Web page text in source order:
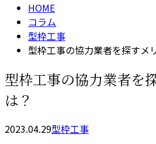
HOME
コラム
型枠工事
型枠工事の協力業者を探すメ
型枠工事の協力業者を
は？
2023.04.29型枠工事